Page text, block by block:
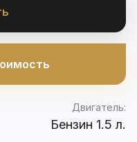
Двигатель:
Бензин 1.5 л.